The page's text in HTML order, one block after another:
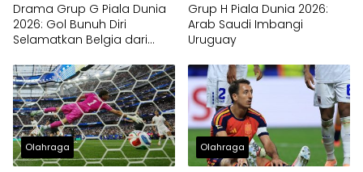
Drama Grup G Piala Dunia
2026: Gol Bunuh Diri
Selamatkan Belgia dari
Grup H Piala Dunia 2026:
Arab Saudi Imbangi
Uruguay
Olahraga Olahraga